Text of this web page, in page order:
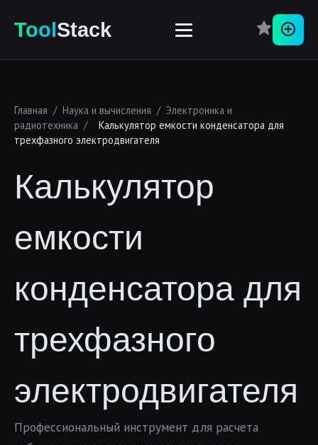
ToolStack
Главная / Наука и вычисления / Электроника и
радиотехника /
Калькулятор емкости конденсатора для
трехфазного электродвигателя
Калькулятор
емкости
конденсатора для
трехфазного
электродвигателя
Профессиональный инструмент для расчета